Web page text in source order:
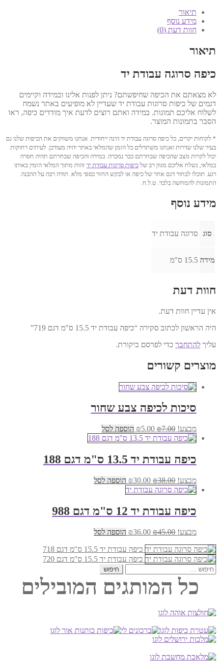
תיאור
מידע נוסף
חוות דעת (0)
תיאור
כיפה סרוגה עבודת יד
לא מצאתם את הכיפה שחיפשתם? ניתן לפנות אלינו ובמידה וקיימים
דגמים של כיפות סרוגות עבודת יד שעדיין לא מופיעים באתר נשמח
לשלוח אליכם תמונות. במידה ואתם רוצים לדעת איך מודדים כיפה, ראו
הסבר בתמונות המוצר.
* לקוחות יקרים, כל כיפה סרוגה עבודת יד הינה ייחודית. אנחנו משווקים את הכיפות שלנו גם
בעיר שלנו שדרות ואנחנו משתדלים כל הזמן שהמלאי באתר יהיה מעודכן. לעיתים רחוקות
יכול לקרות מצב שהכיפה שבחרתם כבר נמכרה. במידה והכיפה שבחרתם תהיה חסרה
במלאי, נשלח אליכם מגוון רב של כיפות סרוגות עבודת יד זהות מתוך המלאי הזמין באותו
רגע. תוכלו לבחור דגם אחר של כיפה או לבקש החזר כספי מלא. תודה רבה על ההבנה.
התמונות להמחשה בלבד. ט.ל.ח.
מידע נוסף
סוג סרוגה עבודת יד
מידה 15.5 ס"מ
חוות דעת
אין עדיין חוות דעת.
היה הראשון לכתוב סקירה “כיפה עבודת יד 15.5 ס"מ דגם 719”
עליך להתחבר כדי לפרסם ביקורת.
מוצרים קשורים
סיכות לכיפה צבע שחור
מבצע! ₪7.00
המחיר
המקורי
היה:
₪7.00.
₪5.00
המחיר
הנוכחי
הוא:
₪5.00.
הוספה לסל
כיפה עבודת יד 13.5 ס"מ דגם 188
מבצע! ₪38.00
המחיר
המקורי
היה:
₪38.00.
₪30.00
המחיר
הנוכחי
הוא:
₪30.00.
הוספה לסל
כיפה עבודת יד 12 ס"מ דגם 988
מבצע! ₪45.00
המחיר
היה:
₪45.00.
₪36.00
המחיר
הוא:
₪36.00.
הוספה לסל
כיפה עבודת יד 15.5 ס"מ דגם 718
כיפה עבודת יד 15.5 ס"מ דגם 720
חיפוש:
כל המותגים המובילים